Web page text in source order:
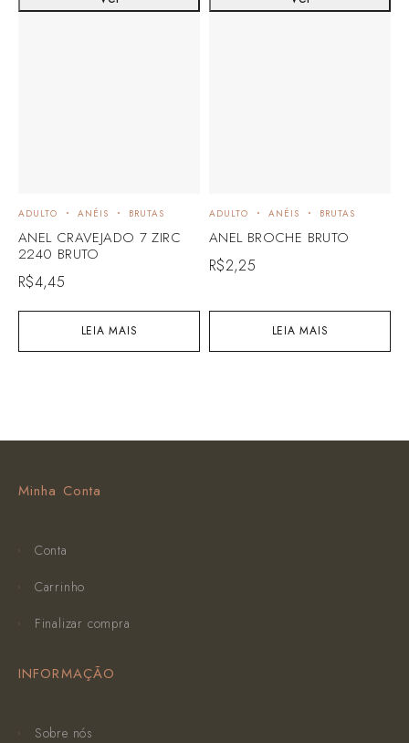
LEIA MAIS
ADULTO ANÉIS BRUTAS
ANEL CRAVEJADO 7 ZIRC
2240 BRUTO
R$4,45
LEIA MAIS
ADULTO ANÉIS BRUTAS
ANEL BROCHE BRUTO
R$2,25
Minha Conta
Conta
Carrinho
Finalizar compra
INFORMAÇÃO
Sobre nós